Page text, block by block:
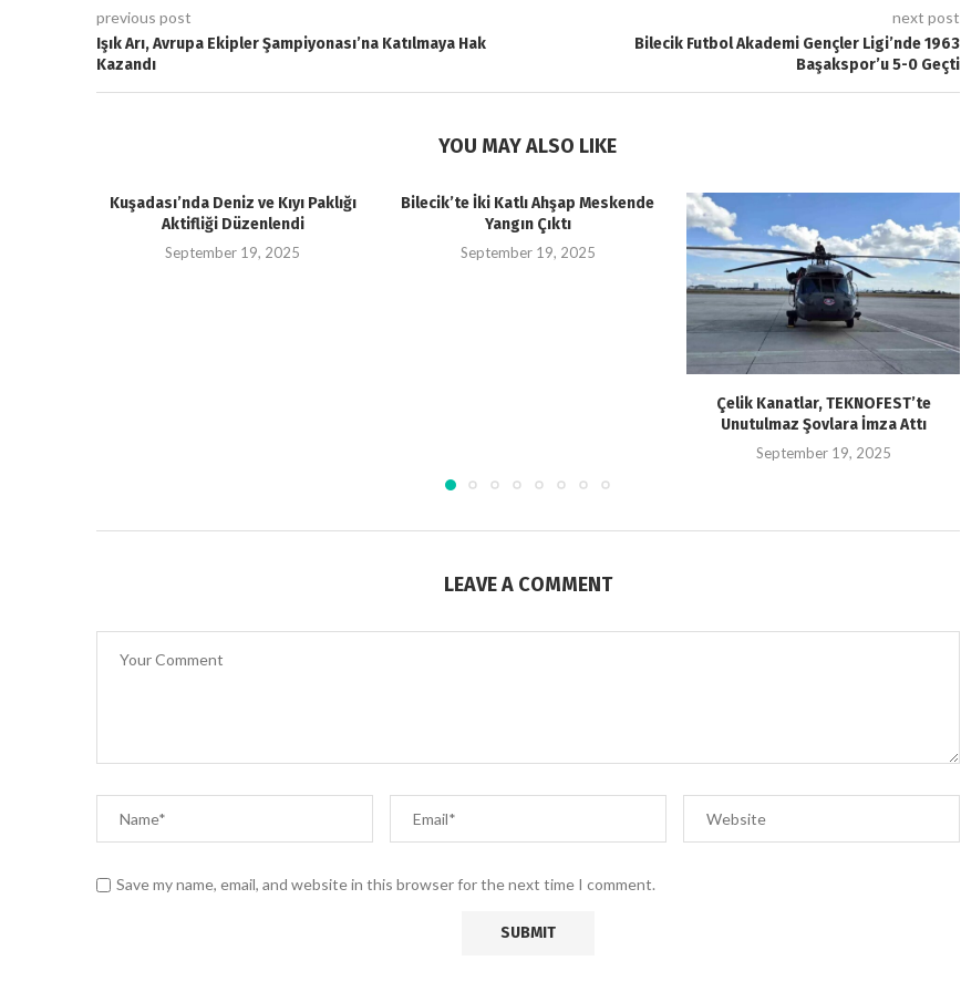
previous post
Işık Arı, Avrupa Ekipler Şampiyonası’na Katılmaya Hak
Kazandı
next post
Bilecik Futbol Akademi Gençler Ligi’nde 1963
Başakspor’u 5-0 Geçti
YOU MAY ALSO LIKE
Kuşadası’nda Deniz ve Kıyı Paklığı
Aktifliği Düzenlendi
September 19, 2025
Bilecik’te İki Katlı Ahşap Meskende
Yangın Çıktı
September 19, 2025
Çelik Kanatlar, TEKNOFEST’te
Unutulmaz Şovlara İmza Attı
September 19, 2025
LEAVE A COMMENT
Save my name, email, and website in this browser for the next time I comment.